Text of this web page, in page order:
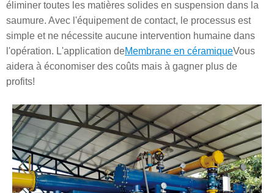
éliminer toutes les matières solides en suspension dans la
saumure. Avec l'équipement de contact, le processus est
simple et ne nécessite aucune intervention humaine dans
l'opération. L'application deMembrane en céramiqueVous
aidera à économiser des coûts mais à gagner plus de
profits!